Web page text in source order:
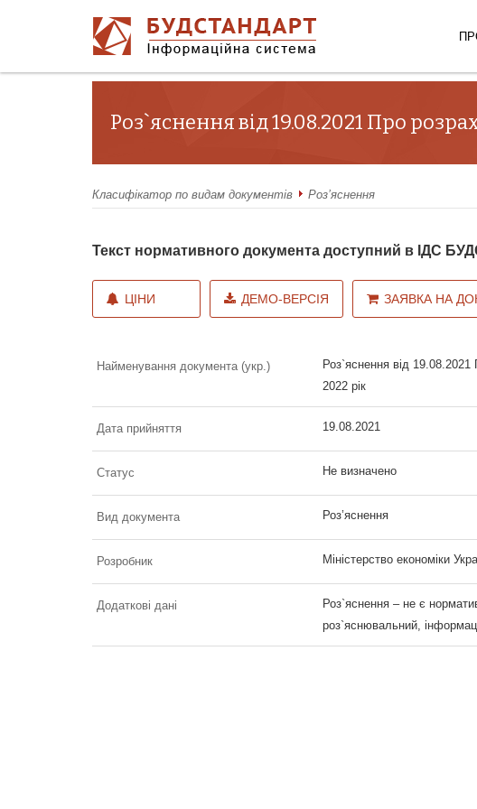
Роз`яснення від 19.08.2021 Про
Класифікатор по видам документів Роз’яснення
Текст нормативного документа доступний в ІДС
ЦІНИ ДЕМО-ВЕРСІЯ ЗАЯВКА НА
Найменування документа (укр.)
Роз`яснення від
2022 рік
Дата прийняття 19.08.2021
Статус Не визначено
Вид документа Роз’яснення
Розробник Міністерство економіки
Додаткові дані
Роз`яснення – не є
роз`яснювальний,